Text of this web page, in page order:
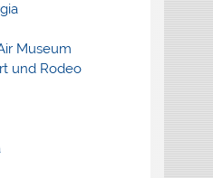
Museum
und Rodeo